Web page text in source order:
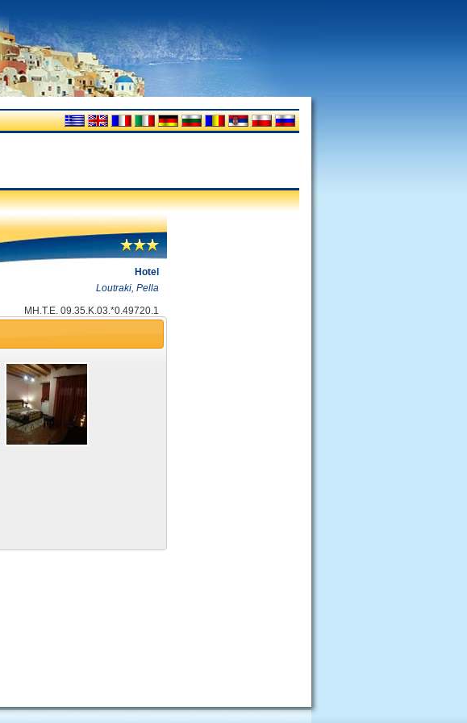
Hotel
Loutraki, Pella
ΜΗ.Τ.Ε. 09.35.K.03.*0.49720.1